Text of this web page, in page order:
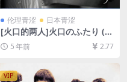
伦理青涩 日本青涩
[火口的两人]火口のふたり (2
019)[百度网盘+迅雷云盘资源
1080P超清][MP4/6.3GB][日
语中字]【手机在线无法观看，
请下载防和谐压缩包（含解压
密码）】
5 年前 2.77
VIP